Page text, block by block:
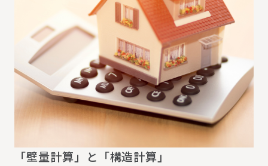
「壁量計算」と「構造計算」